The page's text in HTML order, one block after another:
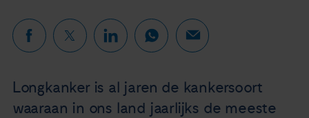
Nieuws
Steun ons
Longkanker is al jaren de kankersoort
waaraan in ons land jaarlijks de meeste